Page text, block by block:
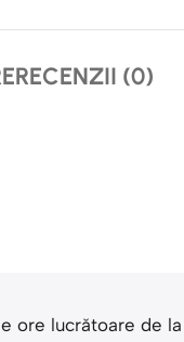
RECENZII (0)
lucrătoare de